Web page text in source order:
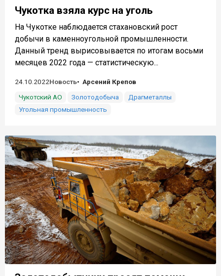
Чукотка взяла курс на уголь
На Чукотке наблюдается стахановский рост
добычи в каменноугольной промышленности.
Данный тренд вырисовывается по итогам восьми
месяцев 2022 года — статистическую...
24.10.2022Новость
Арсений Крепов
Чукотский АО
Золотодобыча
Драгметаллы
Угольная промышленность